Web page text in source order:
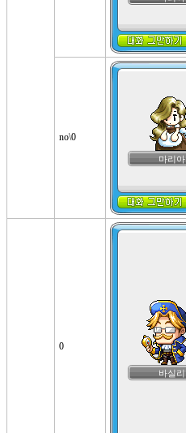
no\0
마리아
0
바실리